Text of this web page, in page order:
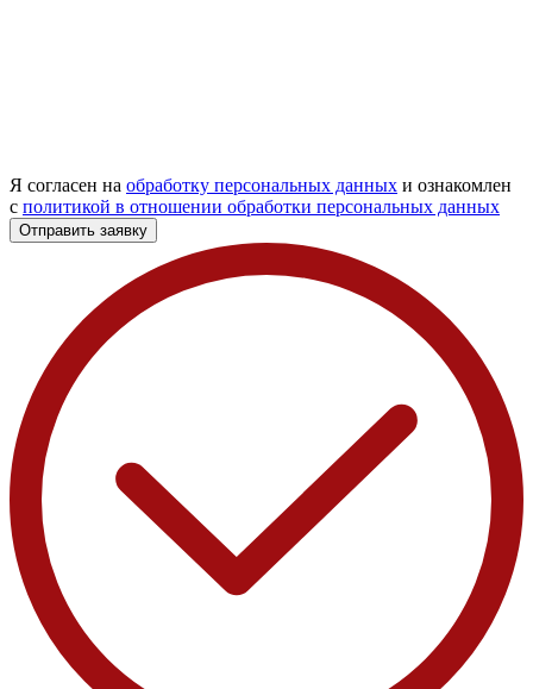
Я согласен на обработку персональных данных и ознакомлен
с политикой в отношении обработки персональных данных
Отправить заявку